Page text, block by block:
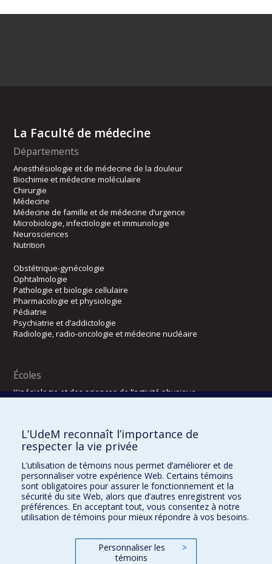
La Faculté de médecine
Départements
Anesthésiologie et de médecine de la douleur
Biochimie et médecine moléculaire
Chirurgie
Médecine
Médecine de famille et de médecine d’urgence
Microbiologie, infectiologie et immunologie
Neurosciences
Nutrition
Obstétrique-gynécologie
Ophtalmologie
Pathologie et biologie cellulaire
Pharmacologie et physiologie
Pédiatrie
Psychiatrie et d’addictologie
Radiologie, radio-oncologie et médecine nucléaire
Écoles
Kinésiologie et des sciences de l’activité physique
Directions
DPC
CPASS
Éthique clinique
L’UdeM reconnaît l’importance de
respecter la vie privée
L’utilisation de témoins nous permet d’améliorer et de
personnaliser votre expérience Web. Certains témoins
sont obligatoires pour assurer le fonctionnement et la
sécurité du site Web, alors que d’autres enregistrent vos
préférences. En acceptant tout, vous consentez à notre
utilisation de témoins pour mieux répondre à vos besoins.
Personnaliser les
témoins
>